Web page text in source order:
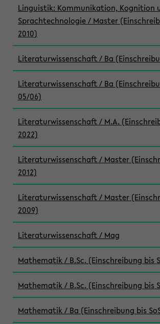
Linguistik: Kommunikation, Kognition
Sprachtechnologie / Master
2010)
Literaturwissenschaft / Ba
Literaturwissenschaft / Ba
05/06)
Literaturwissenschaft / M.A.
2022)
Literaturwissenschaft / Master
2012)
Literaturwissenschaft / Master
2009)
Literaturwissenschaft / Mag
Mathematik / B.Sc. (Einschreibung bis
Mathematik / B.Sc. (Einschreibung bis
Mathematik / Ba (Einschreibung bis